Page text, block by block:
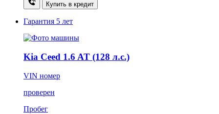
Купить в кредит
Гарантия 5 лет
Kia Ceed 1.6 AT (128 л.с.)
VIN номер
проверен
Пробег